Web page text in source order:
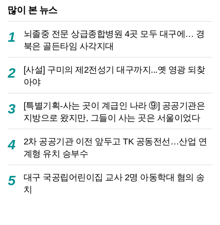
많이 본 뉴스
1
뇌졸중 전문 상급종합병원 4곳 모두 대구에… 경
북은 골든타임 사각지대
2
[사설] 구미의 제2전성기 대구까지...옛 영광 되찾
아야
3
[특별기획-사는 곳이 계급인 나라 ⑨] 공공기관은
지방으로 왔지만, 그들이 사는 곳은 서울이었다
4
2차 공공기관 이전 앞두고 TK 공동전선…산업 연
계형 유치 승부수
5
대구 국공립어린이집 교사 2명 아동학대 혐의 송
치